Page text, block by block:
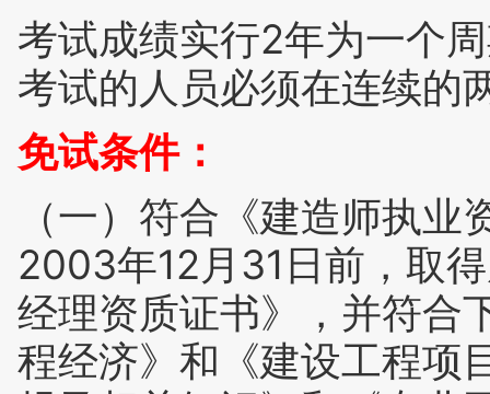
考试成绩实行2年为一个
考试的人员必须在连续的
免试条件：
（一）符合《建造师执
2003年12月31日前，取
经理资质证书》，并符合
程经济》和《建设工程项